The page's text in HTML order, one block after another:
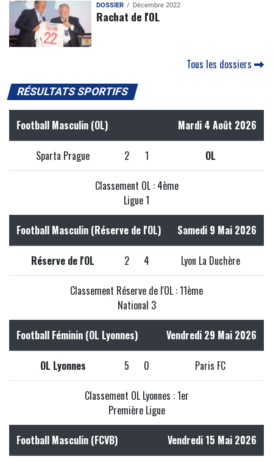
DOSSIER Décembre 2022
Rachat de l'OL
Tous les dossiers
RÉSULTATS SPORTIFS
Football Masculin (OL) Mardi 4 Août 2026
Sparta Prague 2 1 OL
Classement OL : 4ème
Ligue 1
Football Masculin (Réserve de l'OL) Samedi 9 Mai 2026
Réserve de l'OL 2 4 Lyon La Duchère
Classement Réserve de l'OL : 11ème
National 3
Football Féminin (OL Lyonnes) Vendredi 29 Mai 2026
OL Lyonnes 5 0 Paris FC
Classement OL Lyonnes : 1er
Première Ligue
Football Masculin (FCVB) Vendredi 15 Mai 2026